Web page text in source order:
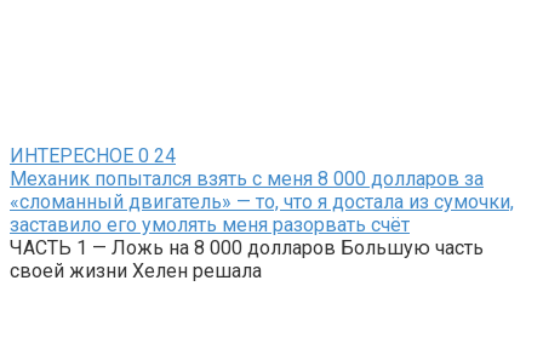
ИНТЕРЕСНОЕ 0 24
Механик попытался взять с меня 8 000 долларов за
«сломанный двигатель» — то, что я достала из сумочки,
заставило его умолять меня разорвать счёт
ЧАСТЬ 1 — Ложь на 8 000 долларов Большую часть
своей жизни Хелен решала